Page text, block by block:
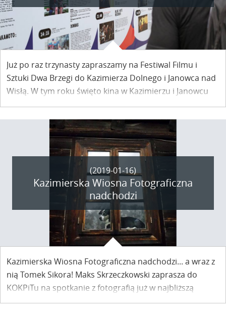
Już po raz trzynasty zapraszamy na Festiwal Filmu i
Sztuki Dwa Brzegi do Kazimierza Dolnego i Janowca nad
Wisłą. W tym roku święto kina w Kazimierzu i Janowcu
odbywać się będzie od 27 lipca – 4 sierpnia. Właśnie na
stronach festiwalu ogłoszono datę wydarzenia.
(2019-01-16)
Kazimierska Wiosna Fotograficzna
nadchodzi
Kazimierska Wiosna Fotograficzna nadchodzi... a wraz z
nią Tomek Sikora! Maks Skrzeczkowski zaprasza do
KOKPiTu na spotkanie z fotografią już w najbliższą
sobotę.